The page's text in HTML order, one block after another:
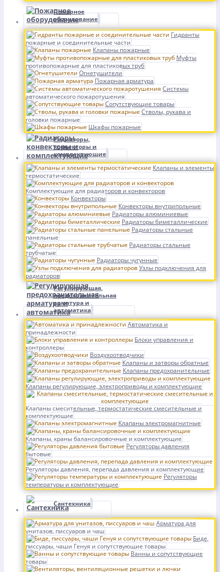
Пожарное
оборудование
Гидранты
пожарные и соединительные части
Клапаны пожарные
Муфты
противопожарные для пластиковых труб
Огнетушители
Пожарная арматура
Системы
автоматического пожаротушения
Сопутствующие товары
Стволы, рукава и
головки пожарные
Шкафы пожарные
Радиаторы,
конвекторы и
комплектующие
Клапаны и элементы
термостатические
Комплектующие для радиаторов и конвекторов
Конвекторы
Конвекторы внутрипольные
Радиаторы алюминиевые
Радиаторы биметаллические
Радиаторы стальные
панельные
Радиаторы стальные
трубчатые
Радиаторы чугунные
Узлы подключения для
радиаторов
Регулирующая,
предохранительная
арматура и
автоматика
Автоматика и
принадлежности
Блоки управления и
контроллеры
Воздухоотводчики
Клапаны и затворы обратные
Клапаны предохранительные
Клапаны регулирующие, электроприводы и комплектующие
Клапаны смесительные, термостатические смесительные и
комплектующие
Клапаны электромагнитные
Клапаны, краны балансировочные и комплектующие
Регуляторы давления
бытовые
Регуляторы давления, перепада давления и комплектующие
Регуляторы
температуры и комплектующие
Сантехника
Арматура для
унитазов, писсуаров и чаш
Биде,
писсуары, чаши Генуя и сопутствующие товары
Ванны и сопутствующие
товары